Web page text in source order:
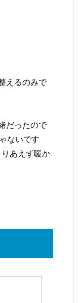
えるのみで
だったので
ないです
あえず暖か